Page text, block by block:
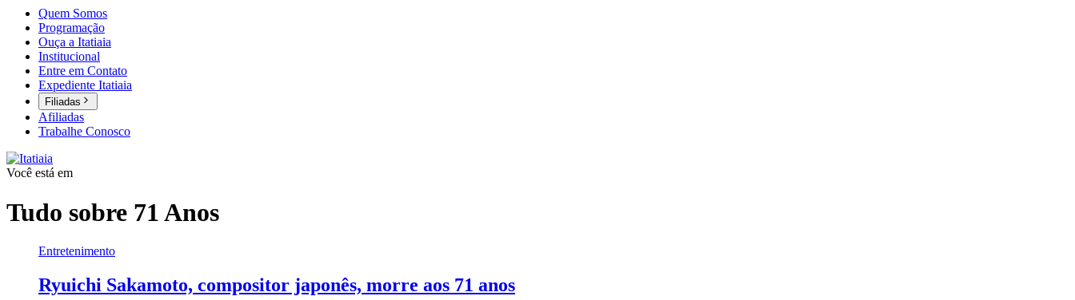
Quem Somos
Programação
Ouça a Itatiaia
Institucional
Entre em Contato
Expediente Itatiaia
Filiadas
Afiliadas
Trabalhe Conosco
Você está em
Tudo sobre 71 Anos
Entretenimento
Ryuichi Sakamoto, compositor japonês, morre aos 71 anos